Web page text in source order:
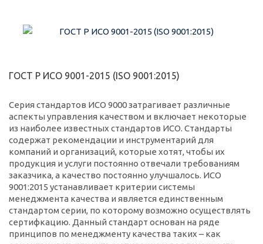
ГОСТ Р ИСО 9001-2015 (ISO 9001:2015)
Серия стандартов ИСО 9000 затрагивает различные
аспекты управления качеством и включает некоторые
из наиболее известных стандартов ИСО. Стандарты
содержат рекомендации и инструментарий для
компаний и организаций, которые хотят, чтобы их
продукция и услуги постоянно отвечали требованиям
заказчика, а качество постоянно улучшалось. ИСО
9001:2015 устанавливает критерии системы
менеджмента качества и является единственным
стандартом серии, по которому возможно осуществлять
сертифкацию. Данный стандарт основан на ряде
принципов по менеджменту качества таких – как